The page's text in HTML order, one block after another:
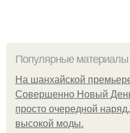
Популярные материалы
На шанхайской
Совершенно Новый
просто очередной
высокой моды.